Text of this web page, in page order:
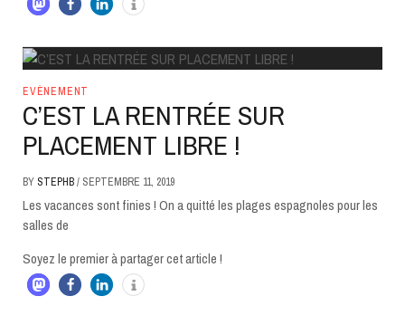
EVÈNEMENT
C’EST LA RENTRÉE SUR
PLACEMENT LIBRE !
BY STEPHB/ SEPTEMBRE 11, 2019
Les vacances sont finies ! On a quitté les plages espagnoles pour les
salles de
Soyez le premier à partager cet article !